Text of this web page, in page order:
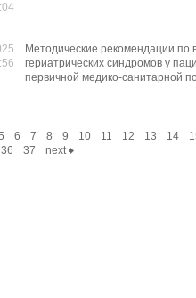
Методические рекомендации по
гериатрических синдромов у
первичной медико-санитарной
6 7 8 9 10 11 12 13 14
36 37 next